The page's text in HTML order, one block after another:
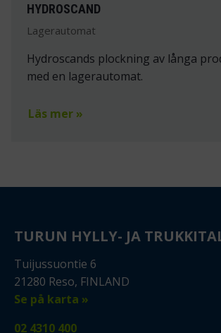
HYDROSCAND
Lagerautomat
Hydroscands plockning av långa
med en lagerautomat.
Läs mer »
TURUN HYLLY- JA
Tuijussuontie 6
21280 Reso, FINLAND
Se på karta »
02 4310 400